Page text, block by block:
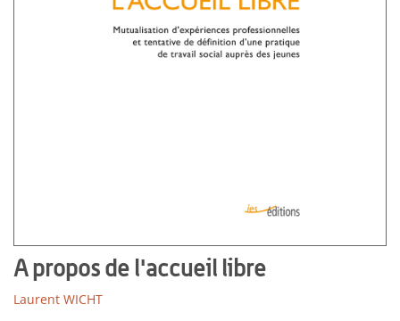
A propos de l'accueil libre
Laurent WICHT